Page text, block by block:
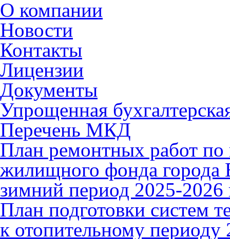
О компании
Новости
Контакты
Лицензии
Документы
Упрощенная
Перечень МКД
План ремонтных работ по
жилищного фонда города
зимний период 2025-2026
План подготовки систем
к отопительному периоду